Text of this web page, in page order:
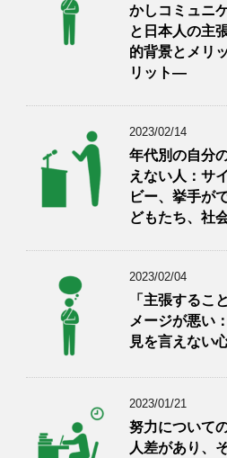
かしコミュニ
と日本人の主
的背景とメリ
リット―
2023/02/14
年代別の自分
えない人：サ
ビー、挙手が
どもたち、社
2023/02/04
「主張するこ
メージが悪い
見を言えない
2023/01/21
努力について
人差があり、